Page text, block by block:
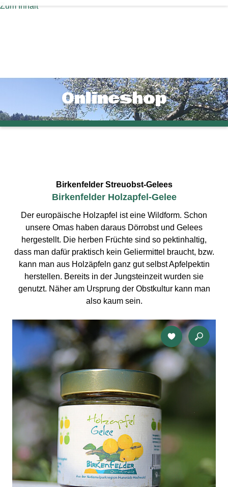
Zum Inhalt
Onlineshop
Birkenfelder Streuobst-Gelees
Birkenfelder Holzapfel-Gelee
Der europäische Holzapfel ist eine Wildform. Schon
unsere Omas haben daraus Dörrobst und Gelees
hergestellt. Die herben Früchte sind so pektinhaltig,
dass man dafür praktisch kein Geliermittel braucht, bzw.
kann man aus Holzäpfeln ganz gut selbst Apfelpektin
herstellen. Bereits in der Jungsteinzeit wurden sie
genutzt. Näher am Ursprung der Obstkultur kann man
also kaum sein.